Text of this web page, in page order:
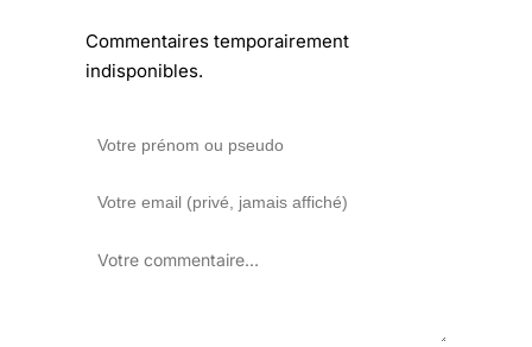
Commentaires temporairement
indisponibles.